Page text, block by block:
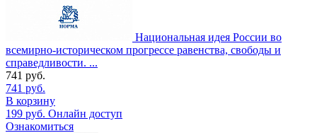
Национальная идея России во
всемирно-историческом прогрессе равенства, свободы и
справедливости. ...
741 руб.
741 руб.
В корзину
199 руб. Онлайн доступ
Ознакомиться